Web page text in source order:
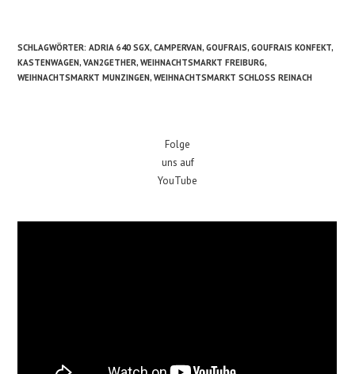
SCHLAGWÖRTER:ADRIA 640 SGX, CAMPERVAN, GOUFRAIS, GOUFRAIS KONFEKT,
KASTENWAGEN, VAN2GETHER, WEIHNACHTSMARKT FREIBURG,
WEIHNACHTSMARKT MUNZINGEN, WEIHNACHTSMARKT SCHLOSS REINACH
Folge
uns auf
YouTube